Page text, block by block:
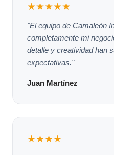
★★★★★
"El equipo de Camaleón
completamente mi
detalle y creatividad han
expectativas."
Juan Martínez
★★★★